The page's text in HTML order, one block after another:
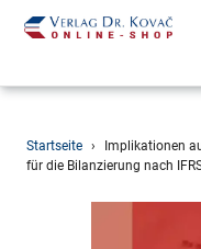
Direkt
zum
Startseite ›
Implikationen
für die Bilanzierung nach